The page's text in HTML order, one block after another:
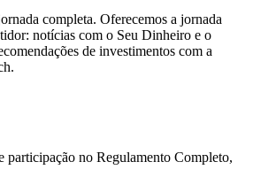
completa. Oferecemos a jornada
notícias com o Seu Dinheiro e o
de investimentos com a
participação no Regulamento Completo,